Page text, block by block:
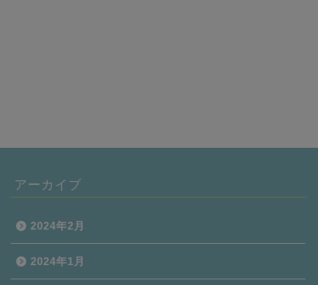
アーカイブ
2024年2月
2024年1月